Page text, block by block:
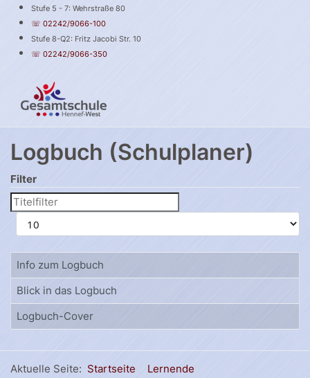
Stufe 5 - 7: Wehrstraße 80
☏ 02242/9066-100
Stufe 8-Q2: Fritz Jacobi Str. 10
☏ 02242/9066-350
Logbuch (Schulplaner)
Filter
Titelfilter
Anzeige #
Info zum Logbuch
Blick in das Logbuch
Logbuch-Cover
Aktuelle Seite: Startseite
Lernende